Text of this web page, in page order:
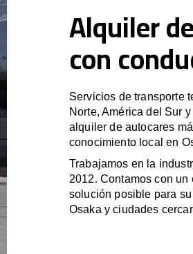
Alquiler
con
Servicios de transporte
Norte, América del Sur
alquiler de autocares
conocimiento local en
Trabajamos en la
2012. Contamos con
solución posible para
Osaka y ciudades